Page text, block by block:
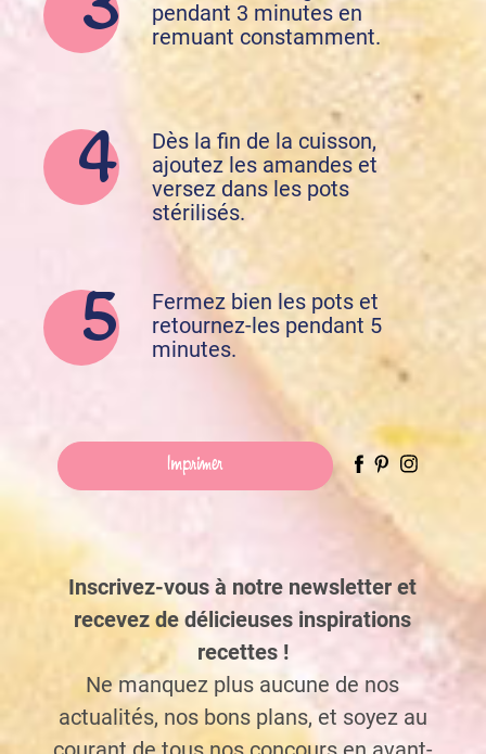
Imprimer
pendant 3 minutes en
remuant constamment.
Dès la fin de la cuisson,
ajoutez les amandes et
versez dans les pots
stérilisés.
Fermez bien les pots et
retournez-les pendant 5
minutes.
Inscrivez-vous à notre newsletter et
recevez de délicieuses inspirations
recettes !
Ne manquez plus aucune de nos
actualités, nos bons plans, et soyez au